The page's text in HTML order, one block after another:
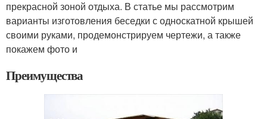
прекрасной зоной отдыха. В статье мы рассмотрим
варианты изготовления беседки с односкатной крышей
своими руками, продемонстрируем чертежи, а также
покажем фото и
Преимущества